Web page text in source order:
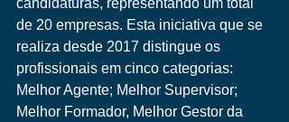
candidaturas, representando um total
de 20 empresas. Esta iniciativa que se
realiza desde 2017 distingue os
profissionais em cinco categorias:
Melhor Agente; Melhor Supervisor;
Melhor Formador, Melhor Gestor da